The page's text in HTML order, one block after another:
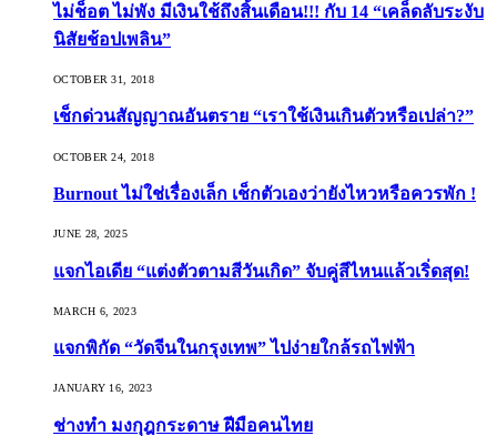
ไม่ช็อต ไม่พัง มีเงินใช้ถึงสิ้นเดือน!!! กับ 14 “เคล็ดลับระงับ
นิสัยช้อปเพลิน”
OCTOBER 31, 2018
เช็กด่วนสัญญาณอันตราย “เราใช้เงินเกินตัวหรือเปล่า?”
OCTOBER 24, 2018
Burnout ไม่ใช่เรื่องเล็ก เช็กตัวเองว่ายังไหวหรือควรพัก !
JUNE 28, 2025
แจกไอเดีย “แต่งตัวตามสีวันเกิด” จับคู่สีไหนแล้วเริ่ดสุด!
MARCH 6, 2023
แจกพิกัด “วัดจีนในกรุงเทพ” ไปง่ายใกล้รถไฟฟ้า
JANUARY 16, 2023
ช่างทำ มงกุฎกระดาษ ฝีมือคนไทย